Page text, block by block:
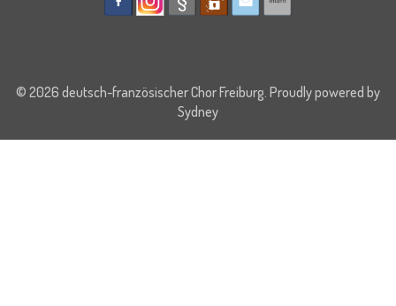
© 2026 deutsch-französischer Chor Freiburg. Proudly powered by
Sydney